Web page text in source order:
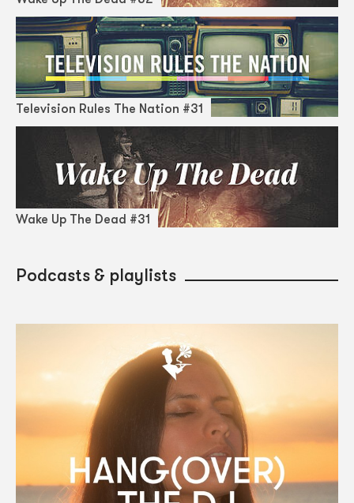
Television Rules The Nation #31
Wake Up The Dead #31
Podcasts & playlists